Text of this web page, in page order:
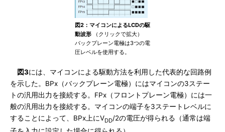
図2：マイコンによるLCDの駆
動波形 （クリックで拡大）
バックプレーン電極は3つの電
圧レベルを使用する。
図3には、マイコンによる駆動方法を利用した代表的な回路例
を示した。BPx（バックプレーン電極）にはマイコンの3ステー
トの汎用出力を接続する。FPx（フロントプレーン電極）には一
般の汎用出力を接続する。マイコンの端子を3ステートレベルに
することによって、BPx上にVDD/2の電圧が得られる（通常は端